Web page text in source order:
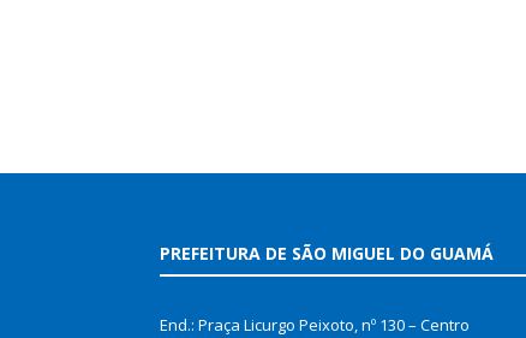
PREFEITURA DE SÃO MIGUEL DO GUAMÁ
End.: Praça Licurgo Peixoto, nº 130 – Centro